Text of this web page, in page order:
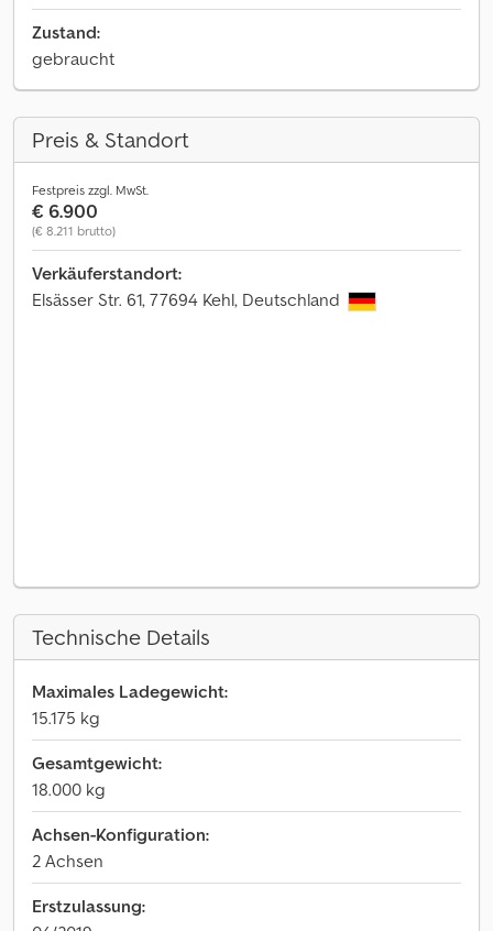
Zustand:
gebraucht
Preis & Standort
Festpreis zzgl. MwSt.
€ 6.900
(€ 8.211 brutto)
Verkäuferstandort:
Elsässer Str. 61, 77694 Kehl, Deutschland
Technische Details
Maximales Ladegewicht:
15.175 kg
Gesamtgewicht:
18.000 kg
Achsen-Konfiguration:
2 Achsen
Erstzulassung: